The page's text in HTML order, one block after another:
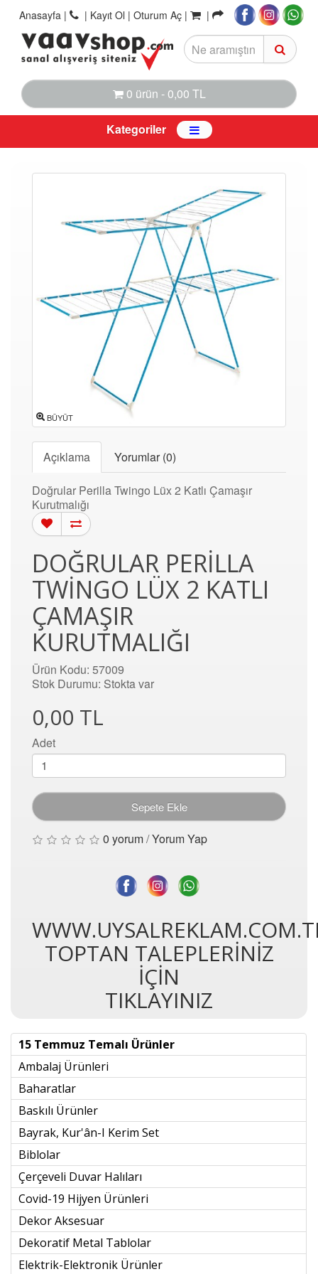
Anasayfa | | Kayıt Ol | Oturum Aç | |
0 ürün - 0,00 TL
Kategoriler
BÜYÜT
Açıklama Yorumlar (0)
Doğrular Perilla Twingo Lüx 2 Katlı Çamaşır
Kurutmalığı
DOĞRULAR PERILLA
TWINGO LÜX 2 KATLI
ÇAMAŞIR
KURUTMALIĞI
Ürün Kodu: 57009
Stok Durumu: Stokta var
0,00 TL
Adet
Sepete Ekle
0 yorum/Yorum Yap
TOPTAN TALEPLERİNİZ
İÇİN
TIKLAYINIZ
15 Temmuz Temalı Ürünler
Ambalaj Ürünleri
Baharatlar
Baskılı Ürünler
Bayrak, Kur'ân-I Kerim Set
Biblolar
Çerçeveli Duvar Halıları
Covid-19 Hijyen Ürünleri
Dekor Aksesuar
Dekoratif Metal Tablolar
Elektrik-Elektronik Ürünler